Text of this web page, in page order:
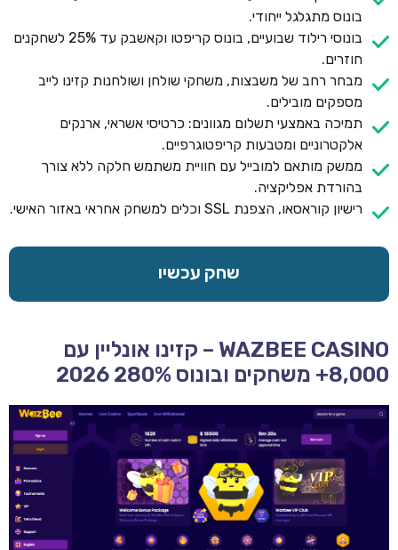
בונוס מתגלגל ייחודי.
בונוסי רילוד שבועיים, בונוס קריפטו וקאשבק עד 25% לשחקנים
חוזרים.
מבחר רחב של משבצות, משחקי שולחן ושולחנות קזינו לייב
מספקים מובילים.
תמיכה באמצעי תשלום מגוונים: כרטיסי אשראי, ארנקים
אלקטרוניים ומטבעות קריפטוגרפיים.
ממשק מותאם למובייל עם חוויית משתמש חלקה ללא צורך
בהורדת אפליקציה.
רישיון קוראסאו, הצפנת SSL וכלים למשחק אחראי באזור האישי.
שחק עכשיו
WAZBEE CASINO – קזינו אונליין עם
8,000+ משחקים ובונוס 280% 2026